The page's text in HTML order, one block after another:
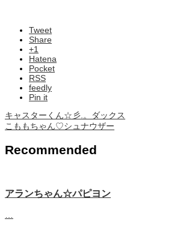
Tweet
Share
+1
Hatena
Pocket
RSS
feedly
Pin it
キャスターくん☆彡.。ダックス
こももちゃん♡シュナウザー
Recommended
アランちゃん☆パピヨン